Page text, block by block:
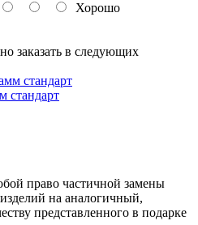
Хорошо
заказать в следующих
стандарт
право частичной замены
на аналогичный,
представленного в подарке